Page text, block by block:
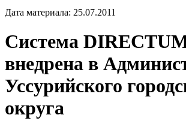
Дата материала: 25.07.2011
Система
внедрена в
Уссурийского
округа